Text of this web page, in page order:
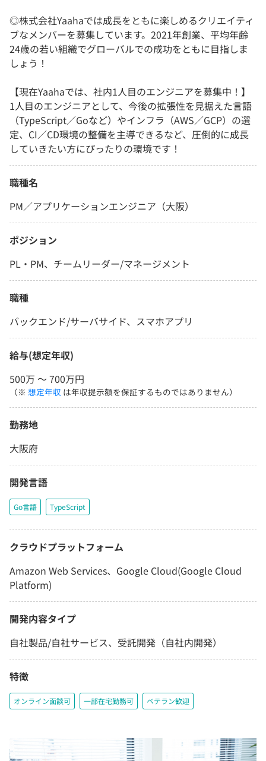
◎株式会社Yaahaでは成長をともに楽しめるクリエイティ
ブなメンバーを募集しています。2021年創業、平均年齢
24歳の若い組織でグローバルでの成功をともに目指しま
しょう！
【現在Yaahaでは、社内1人目のエンジニアを募集中！】
1人目のエンジニアとして、今後の拡張性を見据えた言語
（TypeScript／Goなど）やインフラ（AWS／GCP）の選
定、CI／CD環境の整備を主導できるなど、圧倒的に成長
していきたい方にぴったりの環境です！
職種名
PM／アプリケーションエンジニア（大阪）
ポジション
PL・PM、チームリーダー/マネージメント
職種
バックエンド/サーバサイド、スマホアプリ
給与(想定年収)
500万 〜 700万円
（※ 想定年収 は年収提示額を保証するものではありません）
勤務地
大阪府
開発言語
Go言語 TypeScript
クラウドプラットフォーム
Amazon Web Services、Google Cloud(Google Cloud
Platform)
開発内容タイプ
自社製品/自社サービス、受託開発（自社内開発）
特徴
オンライン面談可 一部在宅勤務可 ベテラン歓迎